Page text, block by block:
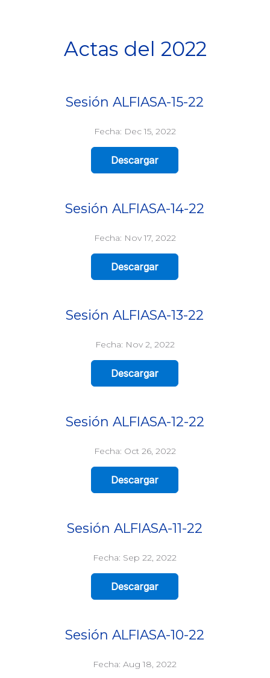
Actas del 2022
Sesión ALFIASA-15-22
Fecha: Dec 15, 2022
Descargar
Sesión ALFIASA-14-22
Fecha: Nov 17, 2022
Descargar
Sesión ALFIASA-13-22
Fecha: Nov 2, 2022
Descargar
Sesión ALFIASA-12-22
Fecha: Oct 26, 2022
Descargar
Sesión ALFIASA-11-22
Fecha: Sep 22, 2022
Descargar
Sesión ALFIASA-10-22
Fecha: Aug 18, 2022